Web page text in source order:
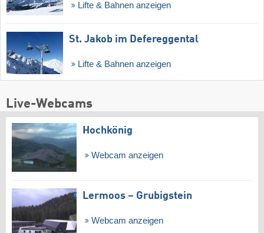
Lifte & Bahnen anzeigen
St. Jakob im Defereggental
Lifte & Bahnen anzeigen
Live-Webcams
Hochkönig
Webcam anzeigen
Lermoos – Grubigstein
Webcam anzeigen